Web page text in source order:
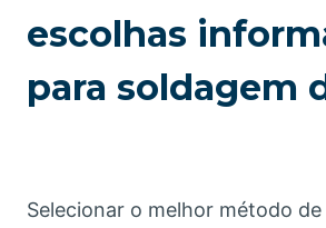
escolhas
para soldagem
Selecionar o melhor método